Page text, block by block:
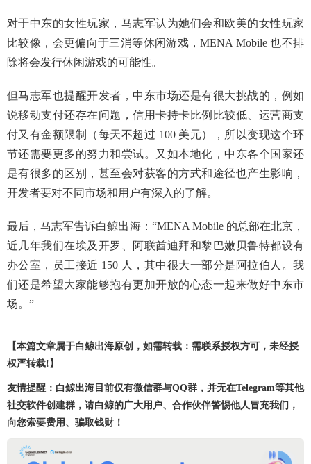
对于中东的女性玩家，马志军认为她们会和欧美的女性玩家
比较像，会更偏向于三消等休闲游戏，MENA Mobile 也不排
除将会发行休闲游戏的可能性。
但马志军也提醒开发者，中东市场还是有很大挑战的，例如
说移动支付还存在问题，信用卡持卡比例比较低、运营商支
付又有金额限制（每天不超过 100 美元），所以变现这个环
节还需要更多的努力和尝试。又如本地化，中东各个国家还
是有很多的区别，甚至会对获客的方式和途径也产生影响，
开发者要对不同市场和用户有深入的了解。
最后，马志军告诉白鲸出海：“MENA Mobile 的总部在北京，
近几年我们在埃及开罗、阿联酋迪拜和黎巴嫩贝鲁特都设有
办公室，员工接近 150 人，其中很大一部分是阿拉伯人。我
们还是希望大家能够抱有更加开放的心态一起来做好中东市
场。”
【本篇文章属于白鲸出海原创，如需转载：需联系授权方可，未经授
权严转载!】
友情提醒：白鲸出海目前仅有微信群与QQ群，并无在Telegram等其他
社交软件创建群，请白鲸的广大用户、合作伙伴警惕他人冒充我们，
向您索要费用、骗取钱财！